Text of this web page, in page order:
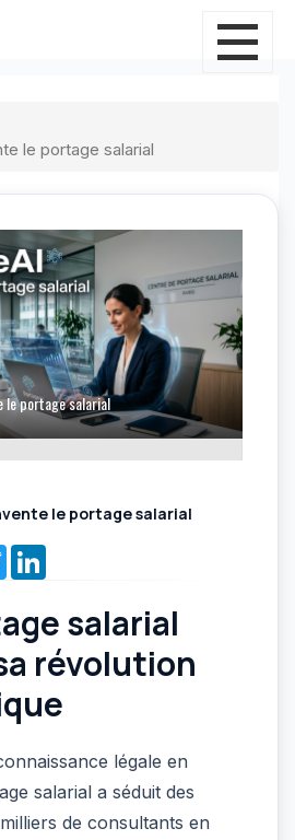
le portage salarial
le portage salarial
le portage salarial
Twitter
salarial
révolution
légale en
salarial a séduit des
de consultants en